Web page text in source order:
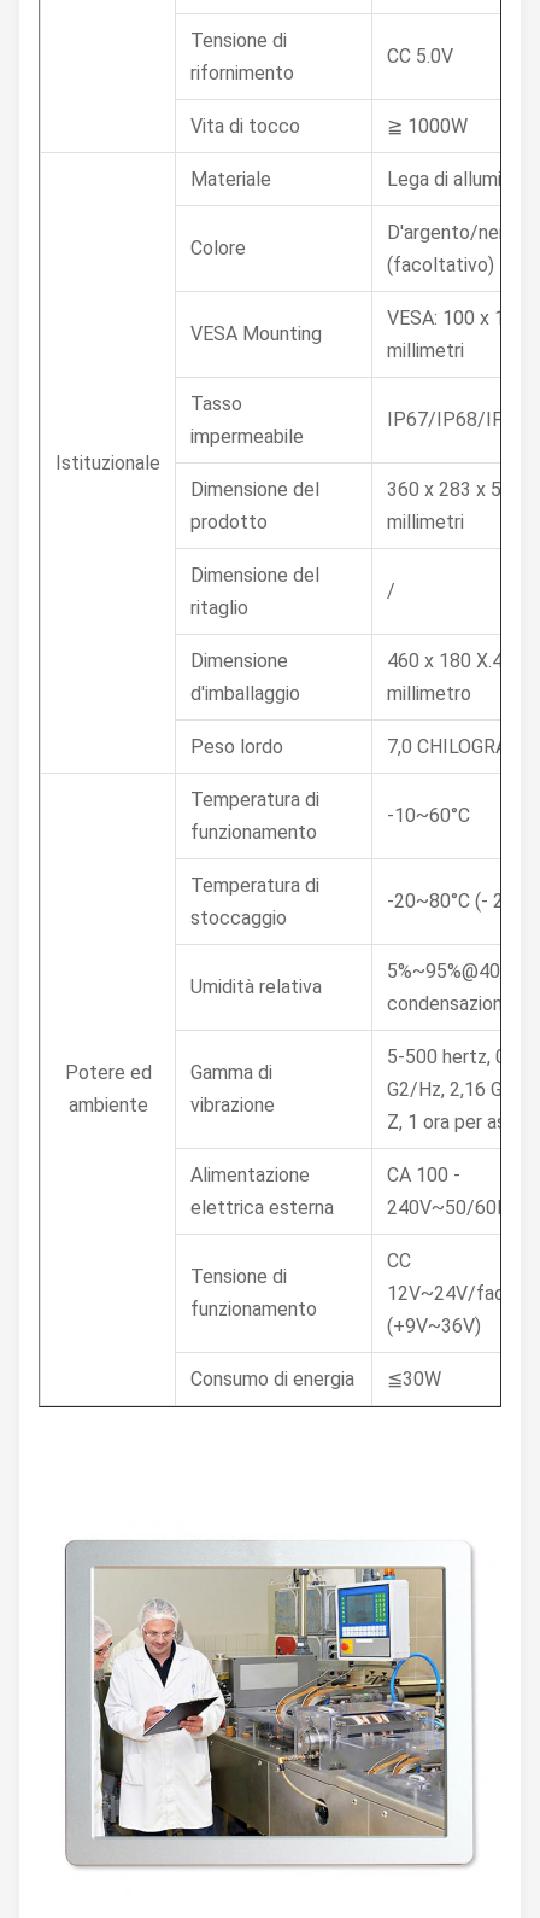
Tensione di
rifornimento
CC 5.0V
Vita di tocco ≧ 1000W
Istituzionale
Materiale Lega di alluminio
Colore
D'argento/nero
(facoltativo)
VESA Mounting
VESA: 100 x 100
millimetri
Tasso
impermeabile
IP67/IP68/IP69K
Dimensione del
prodotto
360 x 283 x 50
millimetri
Dimensione del
ritaglio
/
Dimensione
d'imballaggio
460 x 180 X.400
millimetro
Peso lordo 7,0
Potere ed
ambiente
Temperatura di
funzionamento
-10~60°C
Temperatura di
stoccaggio
-20~80°C (-
Umidità relativa
5%~95%@40°C,
condensazione
Gamma di
vibrazione
5-500 hertz,
G2/Hz, 2,16 Grms,
Z, 1 ora per asse
Alimentazione
elettrica esterna
CA 100 -
240V~50/60Hz,
Tensione di
funzionamento
CC
12V~24V/
(+9V~36V)
Consumo di energia ≦30W